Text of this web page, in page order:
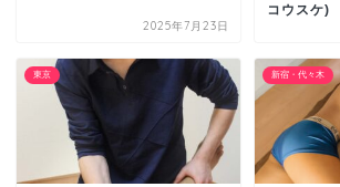
2025年7月23日
コウスケ)
東京 新宿・代々木